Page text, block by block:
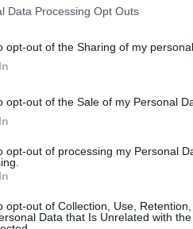
Data Processing Opt Outs
opt-out of the Sharing of my personal
opt-out of the Sale of my Personal
opt-out of processing my Personal
opt-out of Collection, Use,
Data that Is Unrelated with